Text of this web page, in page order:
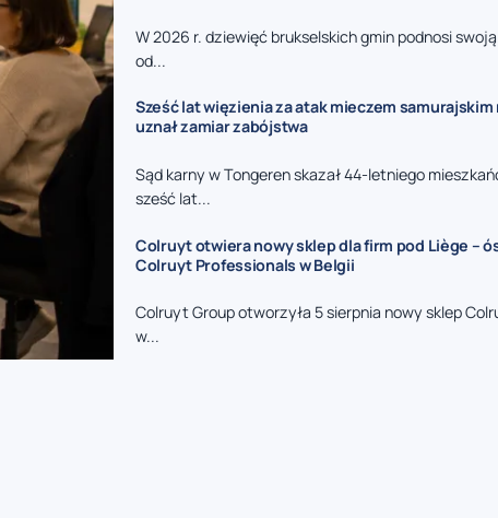
W 2026 r. dziewięć brukselskich gmin podnosi
od...
Sześć lat więzienia za atak mieczem samurajskim
uznał zamiar zabójstwa
Sąd karny w Tongeren skazał 44-letniego
sześć lat...
Colruyt otwiera nowy sklep dla firm pod Liège –
Colruyt Professionals w Belgii
Colruyt Group otworzyła 5 sierpnia nowy sklep
w...